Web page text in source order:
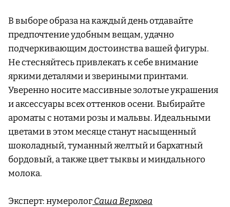
В выборе образа на каждый день отдавайте
предпочтение удобным вещам, удачно
подчеркивающим достоинства вашей фигуры.
Не стесняйтесь привлекать к себе внимание
яркими деталями и звериными принтами.
Уверенно носите массивные золотые украшения
и аксессуары всех оттенков осени. Выбирайте
ароматы с нотами розы и мальвы. Идеальными
цветами в этом месяце станут насыщенный
шоколадный, туманный желтый и бархатный
бордовый, а также цвет тыквы и миндального
молока.
Эксперт: нумерологСаша Верхова